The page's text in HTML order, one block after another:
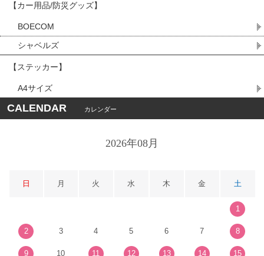
【カー用品/防災グッズ】
BOECOM
シャベルズ
【ステッカー】
A4サイズ
CALENDAR カレンダー
2026年08月
日 月 火 水 木 金 土
1
2 3 4 5 6 7 8
9 10 11 12 13 14 15